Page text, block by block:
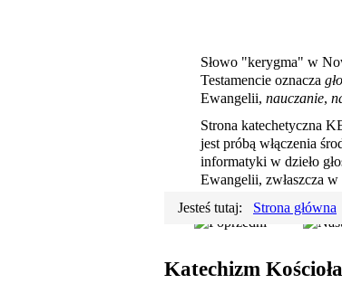
Słowo "kerygma" w
Testamencie oznacza
Ewangelii, nauczanie,
Strona katechetyczna
jest próbą włączenia
informatyki w dzieło
Ewangelii, zwłaszcza w
Jesteś tutaj: Strona główna
Katechizm